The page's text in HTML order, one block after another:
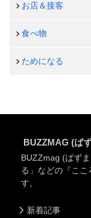
お店＆接客
食べ物
ためになる
BUZZMAG (ば
BUZZmag (ばず
る」などの『こ
す。
新着記事